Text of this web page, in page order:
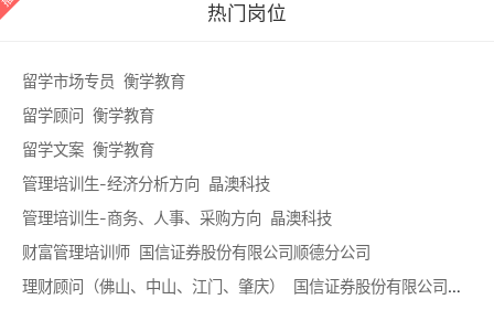
热门岗位
留学市场专员 衡学教育
留学顾问 衡学教育
留学文案 衡学教育
管理培训生-经济分析方向 晶澳科技
管理培训生-商务、人事、采购方向 晶澳科技
财富管理培训师 国信证券股份有限公司顺德分公司
理财顾问（佛山、中山、江门、肇庆） 国信证券股份有限公司顺德分公司